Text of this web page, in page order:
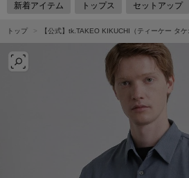
新着アイテム トップス セットアップ
トップ 【公式】tk.TAKEO KIKUCHI（ティーケー タ